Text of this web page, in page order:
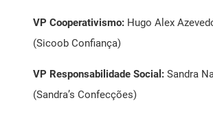
VP Cooperativismo: Hugo Alex
(Sicoob Confiança)
VP Responsabilidade Social:Sandra
(Sandra’s Confecções)